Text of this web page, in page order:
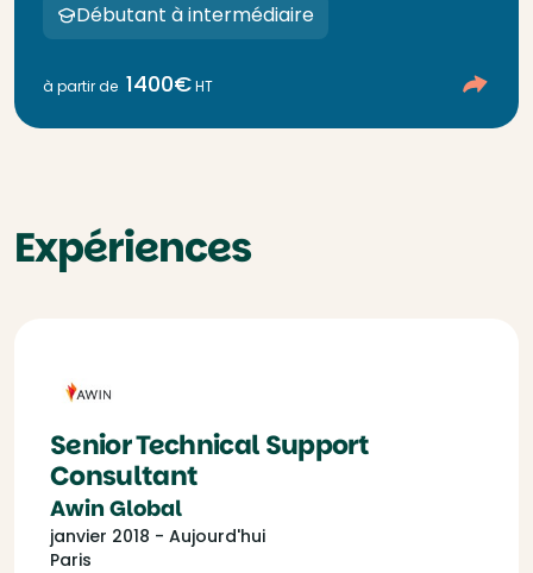
Débutant à intermédiaire
à partir de 1400€HT
Expériences
Senior Technical Support
Consultant
Awin Global
janvier 2018 - Aujourd'hui
Paris